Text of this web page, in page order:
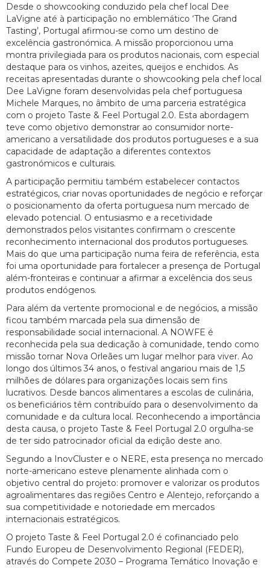
Desde o showcooking conduzido pela chef local Dee
LaVigne até à participação no emblemático ‘The Grand
Tasting’, Portugal afirmou-se como um destino de
excelência gastronómica. A missão proporcionou uma
montra privilegiada para os produtos nacionais, com especial
destaque para os vinhos, azeites, queijos e enchidos. As
receitas apresentadas durante o showcooking pela chef local
Dee LaVigne foram desenvolvidas pela chef portuguesa
Michele Marques, no âmbito de uma parceria estratégica
com o projeto Taste & Feel Portugal 2.0. Esta abordagem
teve como objetivo demonstrar ao consumidor norte-
americano a versatilidade dos produtos portugueses e a sua
capacidade de adaptação a diferentes contextos
gastronómicos e culturais.
A participação permitiu também estabelecer contactos
estratégicos, criar novas oportunidades de negócio e reforçar
o posicionamento da oferta portuguesa num mercado de
elevado potencial. O entusiasmo e a recetividade
demonstrados pelos visitantes confirmam o crescente
reconhecimento internacional dos produtos portugueses.
Mais do que uma participação numa feira de referência, esta
foi uma oportunidade para fortalecer a presença de Portugal
além-fronteiras e continuar a afirmar a excelência dos seus
produtos endógenos.
Para além da vertente promocional e de negócios, a missão
ficou também marcada pela sua dimensão de
responsabilidade social internacional. A NOWFE é
reconhecida pela sua dedicação à comunidade, tendo como
missão tornar Nova Orleães um lugar melhor para viver. Ao
longo dos últimos 34 anos, o festival angariou mais de 1,5
milhões de dólares para organizações locais sem fins
lucrativos. Desde bancos alimentares a escolas de culinária,
os beneficiários têm contribuído para o desenvolvimento da
comunidade e da cultura local. Reconhecendo a importância
desta causa, o projeto Taste & Feel Portugal 2.0 orgulha-se
de ter sido patrocinador oficial da edição deste ano.
Segundo a InovCluster e o NERE, esta presença no mercado
norte-americano esteve plenamente alinhada com o
objetivo central do projeto: promover e valorizar os produtos
agroalimentares das regiões Centro e Alentejo, reforçando a
sua competitividade e notoriedade em mercados
internacionais estratégicos.
O projeto Taste & Feel Portugal 2.0 é cofinanciado pelo
Fundo Europeu de Desenvolvimento Regional (FEDER),
através do Compete 2030 – Programa Temático Inovação e